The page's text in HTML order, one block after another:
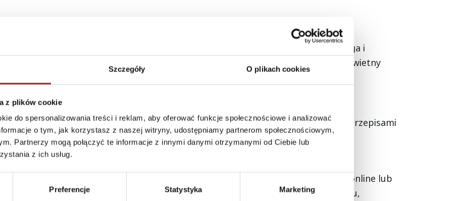
Szczegóły O plikach cookies
z plików cookie
do spersonalizowania treści i reklam, aby oferować funkcje społecznościowe i analizować
o tym, jak korzystasz z naszej witryny, udostępniamy partnerom społecznościowym,
Partnerzy mogą połączyć te informacje z innymi danymi otrzymanymi od Ciebie lub
z ich usług.
Preferencje Statystyka Marketing
jest napisanie i sprzedaż e-booków. Możesz zebrać najlepsze artykuły z bloga i
przewodnika. E-booki są łatwe do stworzenia, a ich sprzedaż to świetny
możesz stworzyć e-book z planami dietetycznymi, poradami zdrowotnymi i przepisami
kontakt z odbiorcami. Możesz prowadzić płatne warsztaty, szkolenia online lub
z bloga. Odbiorcy chętnie zapłacą za bardziej interaktywną formę przekazu,